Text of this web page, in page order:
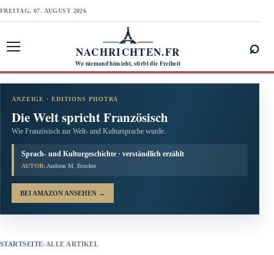
FREITAG, 07. AUGUST 2026
NACHRICHTEN.FR
Wo niemand hinsieht, stirbt die Freiheit
⌕
ANZEIGE · EDITIONS PHOTRA
Die Welt spricht Französisch
Wie Französisch zur Welt- und Kultursprache wurde.
Sprach- und Kulturgeschichte · verständlich erzählt
AUTOR: Andreas M. Brucker
BEI AMAZON ANSEHEN →
STARTSEITE› ALLE ARTIKEL